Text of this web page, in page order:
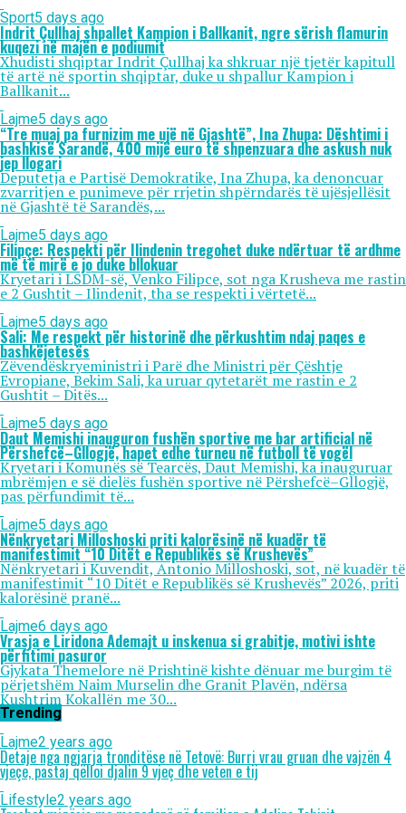
Sport5 days ago
Indrit Çullhaj shpallet Kampion i Ballkanit, ngre sërish flamurin
kuqezi në majën e podiumit
Xhudisti shqiptar Indrit Çullhaj ka shkruar një tjetër kapitull
të artë në sportin shqiptar, duke u shpallur Kampion i
Ballkanit...
Lajme5 days ago
“Tre muaj pa furnizim me ujë në Gjashtë”, Ina Zhupa: Dështimi i
bashkisë Sarandë, 400 mijë euro të shpenzuara dhe askush nuk
jep llogari
Deputetja e Partisë Demokratike, Ina Zhupa, ka denoncuar
zvarritjen e punimeve për rrjetin shpërndarës të ujësjellësit
në Gjashtë të Sarandës,...
Lajme5 days ago
Filipçe: Respekti për Ilindenin tregohet duke ndërtuar të ardhme
më të mirë e jo duke bllokuar
Kryetari i LSDM-së, Venko Filipce, sot nga Krusheva me rastin
e 2 Gushtit – Ilindenit, tha se respekti i vërtetë...
Lajme5 days ago
Sali: Me respekt për historinë dhe përkushtim ndaj paqes e
bashkëjetesës
Zëvendëskryeministri i Parë dhe Ministri për Çështje
Evropiane, Bekim Sali, ka uruar qytetarët me rastin e 2
Gushtit – Ditës...
Lajme5 days ago
Daut Memishi inauguron fushën sportive me bar artificial në
Përshefcë–Gllogjë, hapet edhe turneu në futboll të vogël
Kryetari i Komunës së Tearcës, Daut Memishi, ka inauguruar
mbrëmjen e së dielës fushën sportive në Përshefcë–Gllogjë,
pas përfundimit të...
Lajme5 days ago
Nënkryetari Milloshoski priti kalorësinë në kuadër të
manifestimit “10 Ditët e Republikës së Krushevës”
Nënkryetari i Kuvendit, Antonio Milloshoski, sot, në kuadër të
manifestimit “10 Ditët e Republikës së Krushevës” 2026, priti
kalorësinë pranë...
Lajme6 days ago
Vrasja e Liridona Ademajt u inskenua si grabitje, motivi ishte
përfitimi pasuror
Gjykata Themelore në Prishtinë kishte dënuar me burgim të
përjetshëm Naim Murselin dhe Granit Plavën, ndërsa
Kushtrim Kokallën me 30...
Trending
Lajme2 years ago
Detaje nga ngjarja tronditëse në Tetovë: Burri vrau gruan dhe vajzën 4
vjeçe, pastaj qëlloi djalin 9 vjeç dhe veten e tij
Lifestyle2 years ago